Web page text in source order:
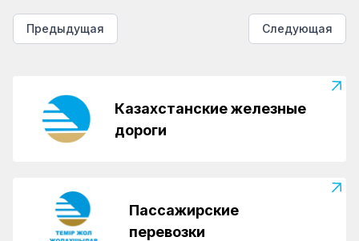
Предыдущая Следующая
Казахстанские железные
дороги
Пассажирские
перевозки